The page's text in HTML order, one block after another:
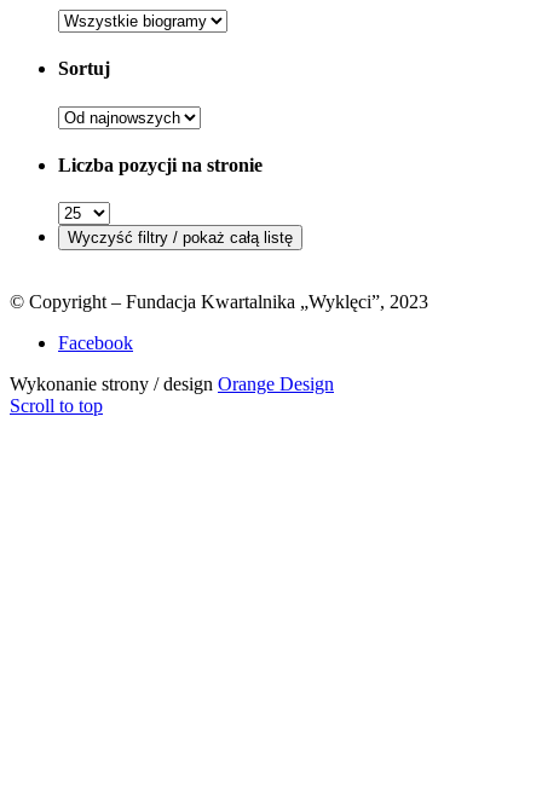
Sortuj
Liczba pozycji na stronie
© Copyright – Fundacja Kwartalnika „Wyklęci”, 2023
Facebook
Wykonanie strony / design Orange Design
Scroll to top